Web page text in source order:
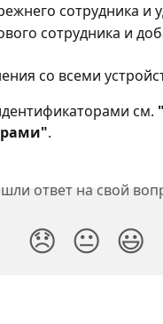
сотрудника и
сотрудника и
со всеми
см.
.
ответ на свой
😞 😐 😃